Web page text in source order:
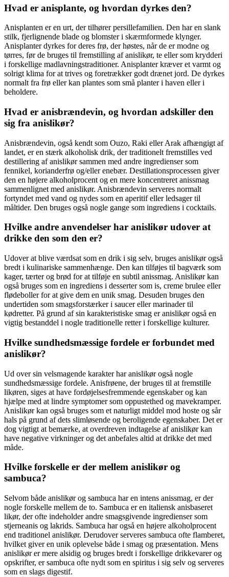
Hvad er anisplante, og hvordan dyrkes den?
Anisplanten er en urt, der tilhører persillefamilien. Den har en slank
stilk, fjerlignende blade og blomster i skærmformede klynger.
Anisplanter dyrkes for deres frø, der høstes, når de er modne og
tørres, før de bruges til fremstilling af anislikør, te eller som krydderi
i forskellige madlavningstraditioner. Anisplanter kræver et varmt og
solrigt klima for at trives og foretrækker godt drænet jord. De dyrkes
normalt fra frø eller kan plantes som små planter i haven eller i
beholdere.
Hvad er anisbrændevin, og hvordan adskiller den
sig fra anislikør?
Anisbrændevin, også kendt som Ouzo, Raki eller Arak afhængigt af
landet, er en stærk alkoholisk drik, der traditionelt fremstilles ved
destillering af anislikør sammen med andre ingredienser som
fennikel, korianderfrø og/eller enebær. Destillationsprocessen giver
den en højere alkoholprocent og en mere koncentreret anissmag
sammenlignet med anislikør. Anisbrændevin serveres normalt
fortyndet med vand og nydes som en aperitif eller ledsager til
måltider. Den bruges også nogle gange som ingrediens i cocktails.
Hvilke andre anvendelser har anislikør udover at
drikke den som den er?
Udover at blive værdsat som en drik i sig selv, bruges anislikør også
bredt i kulinariske sammenhænge. Den kan tilføjes til bagværk som
kager, tærter og brød for at tilføje en subtil anissmag. Anislikør kan
også bruges som en ingrediens i desserter som is, creme brulee eller
flødeboller for at give dem en unik smag. Desuden bruges den
undertiden som smagsforstærker i saucer eller marinader til
kødretter. På grund af sin karakteristiske smag er anislikør også en
vigtig bestanddel i nogle traditionelle retter i forskellige kulturer.
Hvilke sundhedsmæssige fordele er forbundet med
anislikør?
Ud over sin velsmagende karakter har anislikør også nogle
sundhedsmæssige fordele. Anisfrøene, der bruges til at fremstille
likøren, siges at have fordøjelsesfremmende egenskaber og kan
hjælpe med at lindre symptomer som oppustethed og mavekramper.
Anislikør kan også bruges som et naturligt middel mod hoste og sår
hals på grund af dets slimløsende og beroligende egenskaber. Det er
dog vigtigt at bemærke, at overdreven indtagelse af anislikør kan
have negative virkninger og det anbefales altid at drikke det med
måde.
Hvilke forskelle er der mellem anislikør og
sambuca?
Selvom både anislikør og sambuca har en intens anissmag, er der
nogle forskelle mellem de to. Sambuca er en italiensk anisbaseret
likør, der ofte indeholder andre smagsgivende ingredienser som
stjerneanis og lakrids. Sambuca har også en højere alkoholprocent
end traditionel anislikør. Derudover serveres sambuca ofte flamberet,
hvilket giver en unik oplevelse både i smag og præsentation. Mens
anislikør er mere alsidig og bruges bredt i forskellige drikkevarer og
opskrifter, er sambuca ofte nydt som en spiritus i sig selv og serveres
som en slags digestif.